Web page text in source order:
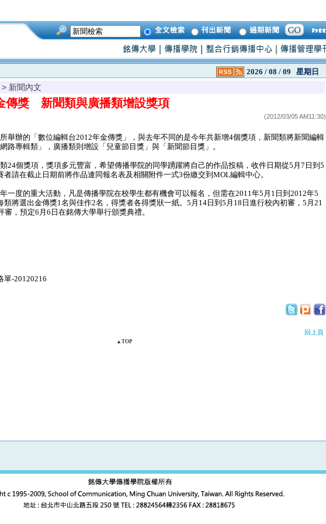
2026 / 08 / 09 星期日
> 新聞內文
傳獎 新聞類與廣播類增設獎項
(2012/03/05 AM11:30)
舉辦的「數位編輯台2012年金傳獎」，與去年不同的是今年共新增4個獎項，新聞類將新聞編輯
路專輯類」，廣播類則增設「兒童節目獎」與「新聞節目獎」。
24個獎項，獎項多元豐富，希望傳播學院的同學踴躍將自己的作品投稿，收件日期從5月7日到5
者請在截止日期前將作品連同報名表及相關附件一式3份繳交到MOL編輯中心。
一度的重大活動，凡是傳播學院在校學生都有機會可以報名，但需在2011年5月1日到2012年5
類將選出金傳獎1名與佳作2名，得獎者各得獎狀一紙。5月14日到5月18日進行校內初審，5月21
審，預定6月6日在銘傳大學舉行頒獎典禮。
單-20120216
回上頁
▲TOP